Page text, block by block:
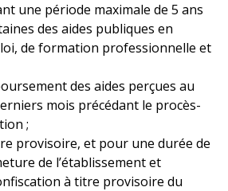
une période maximale de 5 ans
des aides publiques en
de formation professionnelle et
des aides perçues au
mois précédant le procès-
;
provisoire, et pour une durée de
de l’établissement et
à titre provisoire du